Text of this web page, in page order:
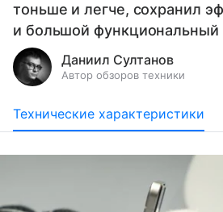
тоньше и легче, сохранил
и большой функциональный
Даниил Султанов
Автор обзоров техники
Технические характеристики